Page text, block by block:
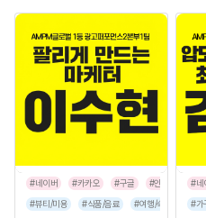
#네이버 #카카오 #구글
#인스타그램
#뷰티/미용
#식품/음료 #여행/숙박 #유
#네
#가